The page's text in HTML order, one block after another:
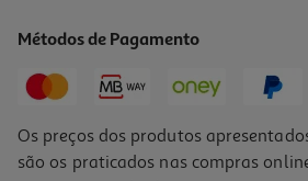
6,60 € PVP de editor
Métodos de Pagamento
Os preços dos produtos
são os praticados nas compras